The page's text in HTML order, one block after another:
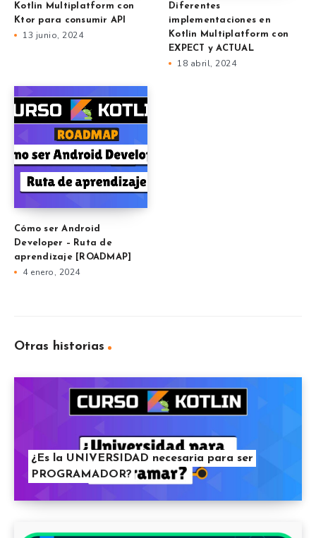
Kotlin Multiplatform con
Ktor para consumir API
13 junio, 2024
Diferentes
implementaciones en
Kotlin Multiplatform con
EXPECT y ACTUAL
18 abril, 2024
Cómo ser Android
Developer – Ruta de
aprendizaje [ROADMAP]
4 enero, 2024
Otras historias
¿Es la UNIVERSIDAD necesaria para ser
PROGRAMADOR?